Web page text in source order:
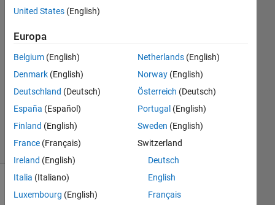
Jamali
31 Ott
2012
1
Risposta
15
Visualizzazioni
(30 giorni)
Mostra
United States (English)
Europa
Belgium (English)
Denmark (English)
Deutschland (Deutsch)
España (Español)
Finland (English)
France (Français)
Ireland (English)
Italia (Italiano)
Luxembourg (English)
Netherlands(English)
Norway(English)
Österreich (Deutsch)
Portugal (English)
Sweden (English)
Switzerland
Deutsch
English
Français